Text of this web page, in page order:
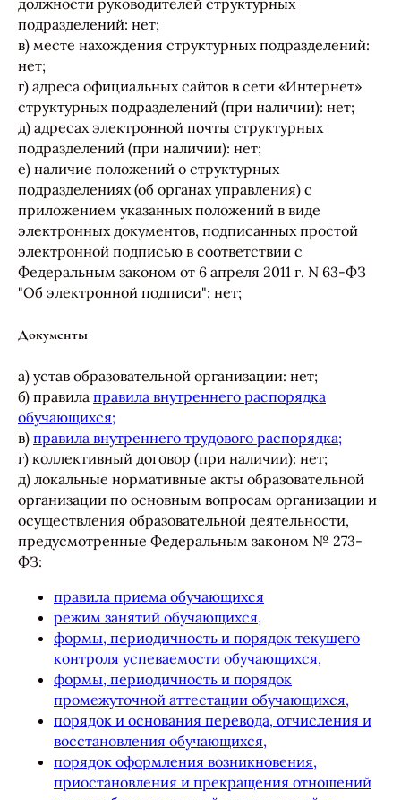
должности руководителей структурных
подразделений: нет;
в) месте нахождения структурных подразделений:
нет;
г) адреса официальных сайтов в сети «Интернет»
структурных подразделений (при наличии): нет;
д) адресах электронной почты структурных
подразделений (при наличии): нет;
е) наличие положений о структурных
подразделениях (об органах управления) с
приложением указанных положений в виде
электронных документов, подписанных простой
электронной подписью в соответствии с
Федеральным законом от 6 апреля 2011 г. N 63-ФЗ
"Об электронной подписи": нет;
Документы
а) устав образовательной организации: нет;
б) правила правила внутреннего распорядка
обучающихся;
в) правила внутреннего трудового распорядка;
г) коллективный договор (при наличии): нет;
д) локальные нормативные акты образовательной
организации по основным вопросам организации и
осуществления образовательной деятельности,
предусмотренные Федеральным законом № 273-
ФЗ:
правила приема обучающихся
режим занятий обучающихся,
формы, периодичность и порядок текущего
контроля успеваемости обучающихся,
формы, периодичность и порядок
промежуточной аттестации обучающихся,
порядок и основания перевода, отчисления и
восстановления обучающихся,
порядок оформления возникновения,
приостановления и прекращения отношений